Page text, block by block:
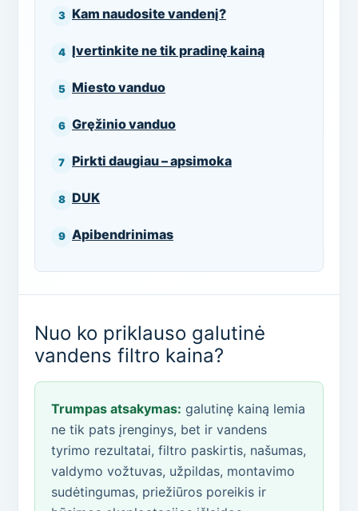
Kam naudosite vandenį?
Įvertinkite ne tik pradinę kainą
Miesto vanduo
Gręžinio vanduo
Pirkti daugiau – apsimoka
DUK
Apibendrinimas
Nuo ko priklauso galutinė
vandens filtro kaina?
Trumpas atsakymas: galutinę kainą lemia
ne tik pats įrenginys, bet ir vandens
tyrimo rezultatai, filtro paskirtis, našumas,
valdymo vožtuvas, užpildas, montavimo
sudėtingumas, priežiūros poreikis ir